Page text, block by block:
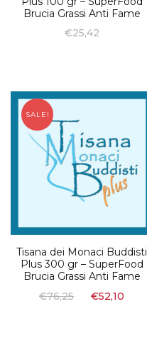
Brucia Grassi Anti Fame
€25,42
SALE!
Tisana dei Monaci Buddisti
Plus 300 gr – SuperFood
Brucia Grassi Anti Fame
€76,25 €52,10